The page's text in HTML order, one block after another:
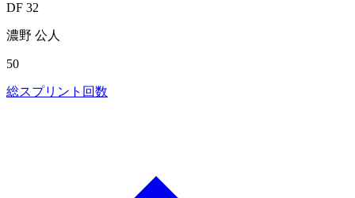
DF 32
濃野 公人
50
総スプリント回数